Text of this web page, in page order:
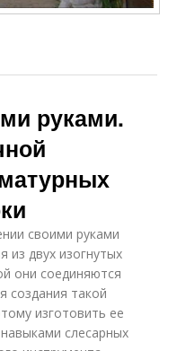
руками.
своими руками
из двух изогнутых
они соединяются
создания такой
изготовить ее
слесарных